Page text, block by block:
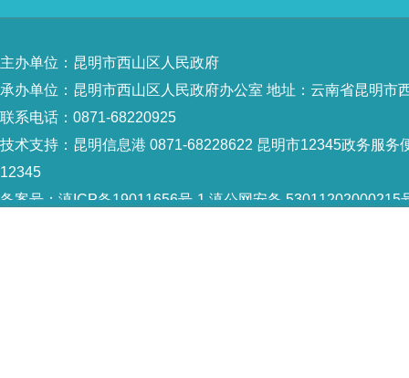
主办单位：昆明市西山区人民政府
承办单位：昆明市西山区人民政府办公室 地址：云南省昆明市
联系电话：0871-68220925
技术支持： 昆明信息港 0871-68228622 昆明市12345政务服务
12345
备案号： 滇ICP备19011656号-1 滇公网安备 53011202000215